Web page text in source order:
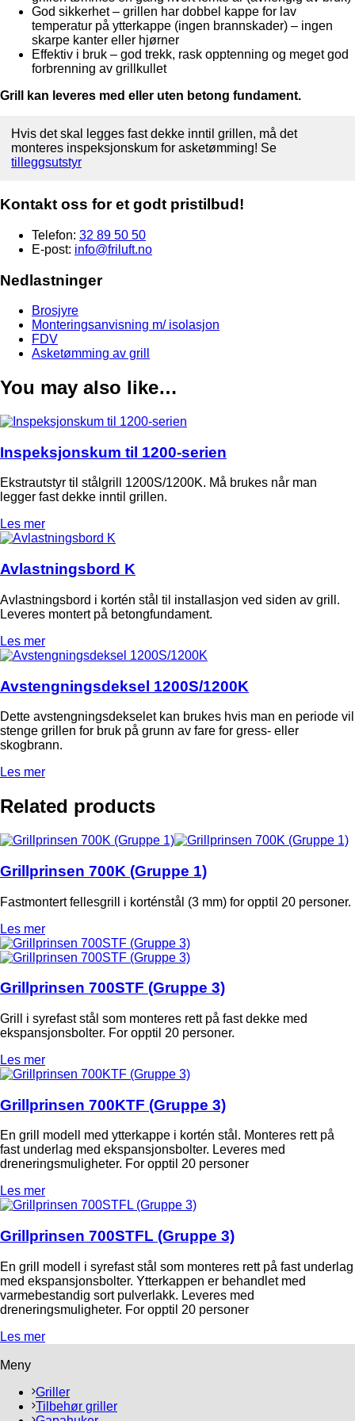
God sikkerhet – grillen har dobbel kappe for lav
temperatur på ytterkappe (ingen brannskader) – ingen
skarpe kanter eller hjørner
Effektiv i bruk – god trekk, rask opptenning og meget god
forbrenning av grillkullet
Grill kan leveres med eller uten betong fundament.
Hvis det skal legges fast dekke inntil grillen, må det
monteres inspeksjonskum for asketømming! Se
tilleggsutstyr
Kontakt oss for et godt pristilbud!
Telefon: 32 89 50 50
E-post: info@friluft.no
Nedlastninger
Brosjyre
Monteringsanvisning m/ isolasjon
FDV
Asketømming av grill
You may also like…
Inspeksjonskum til 1200-serien
Ekstrautstyr til stålgrill 1200S/1200K. Må brukes når man
legger fast dekke inntil grillen.
Les mer
Avlastningsbord K
Avlastningsbord i kortén stål til installasjon ved siden av grill.
Leveres montert på betongfundament.
Les mer
Avstengningsdeksel 1200S/1200K
Dette avstengningsdekselet kan brukes hvis man en periode vil
stenge grillen for bruk på grunn av fare for gress- eller
skogbrann.
Les mer
Related products
Grillprinsen 700K (Gruppe 1)
Fastmontert fellesgrill i korténstål (3 mm) for opptil 20 personer.
Les mer
Grillprinsen 700STF (Gruppe 3)
Grill i syrefast stål som monteres rett på fast dekke med
ekspansjonsbolter. For opptil 20 personer.
Les mer
Grillprinsen 700KTF (Gruppe 3)
En grill modell med ytterkappe i kortén stål. Monteres rett på
fast underlag med ekspansjonsbolter. Leveres med
dreneringsmuligheter. For opptil 20 personer
Les mer
Grillprinsen 700STFL (Gruppe 3)
En grill modell i syrefast stål som monteres rett på fast underlag
med ekspansjonsbolter. Ytterkappen er behandlet med
varmebestandig sort pulverlakk. Leveres med
dreneringsmuligheter. For opptil 20 personer
Les mer
Meny
Griller
Tilbehør griller